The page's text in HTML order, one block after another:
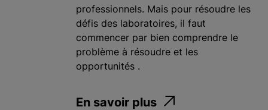
professionnels. Mais pour résoudre les
défis des laboratoires, il faut
commencer par bien comprendre le
problème à résoudre et les
opportunités .
En savoir plus